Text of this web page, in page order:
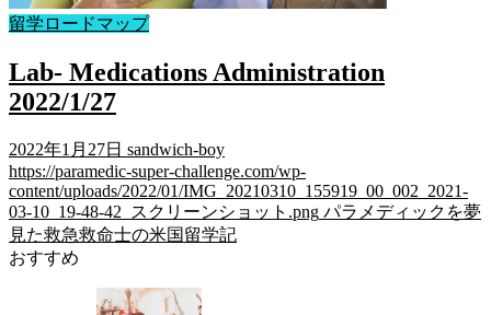
留学ロードマップ
Lab- Medications Administration
2022/1/27
2022年1月27日 sandwich-boy
https://paramedic-super-challenge.com/wp-
content/uploads/2022/01/IMG_20210310_155919_00_002_2021-
03-10_19-48-42_スクリーンショット.png パラメディックを夢
見た救急救命士の米国留学記
おすすめ